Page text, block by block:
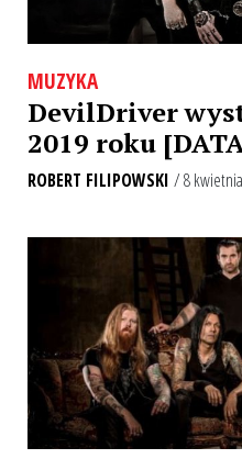
MUZYKA
DevilDriver
2019 roku
ROBERT FILIPOWSKI / 8